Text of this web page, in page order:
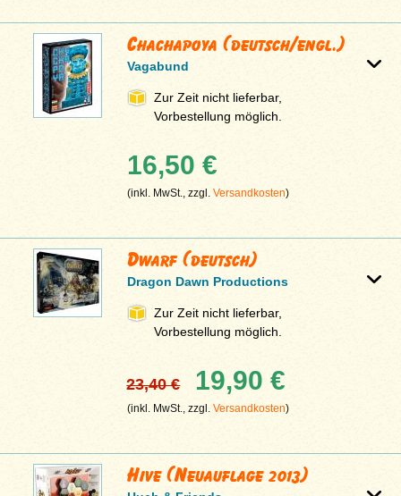
Chachapoya (deutsch/engl.)
Vagabund
Zur Zeit nicht lieferbar,
Vorbestellung möglich.
16,50 €
(inkl. MwSt., zzgl.Versandkosten)
Dwarf (deutsch)
Dragon Dawn Productions
Zur Zeit nicht lieferbar,
Vorbestellung möglich.
23,40 € 19,90 €
(inkl. MwSt., zzgl.Versandkosten)
Hive (Neuauflage 2013)